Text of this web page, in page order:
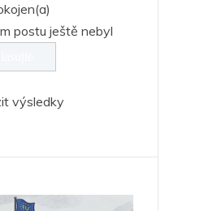
postu ještě nebyl
výsledky